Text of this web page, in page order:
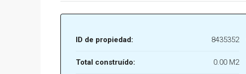
ID de propiedad: 8435352
Total construído: 0.00 M2